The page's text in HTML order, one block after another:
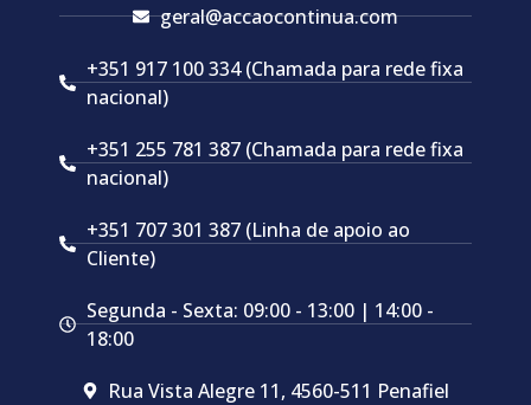
geral@accaocontinua.com
+351 917 100 334 (Chamada para rede fixa
nacional)
+351 255 781 387 (Chamada para rede fixa
nacional)
+351 707 301 387 (Linha de apoio ao
Cliente)
Segunda - Sexta: 09:00 - 13:00 | 14:00 -
18:00
Rua Vista Alegre 11, 4560-511 Penafiel